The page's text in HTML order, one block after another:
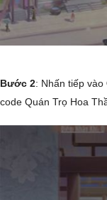
Bước 2: Nhấn tiếp vào
code Quán Trọ Hoa